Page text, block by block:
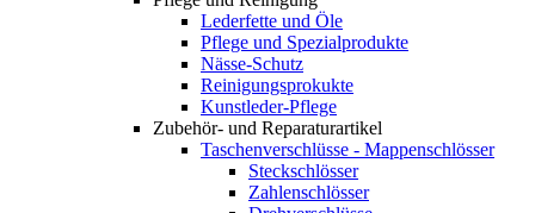
Lederfette und Öle
Pflege und Spezialprodukte
Nässe-Schutz
Reinigungsprokukte
Kunstleder-Pflege
Zubehör- und Reparaturartikel
Taschenverschlüsse - Mappenschlösser
Steckschlösser
Zahlenschlösser